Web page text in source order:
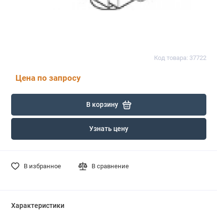
Код товара: 37722
Цена по запросу
В корзину
Узнать цену
В избранное В сравнение
Характеристики